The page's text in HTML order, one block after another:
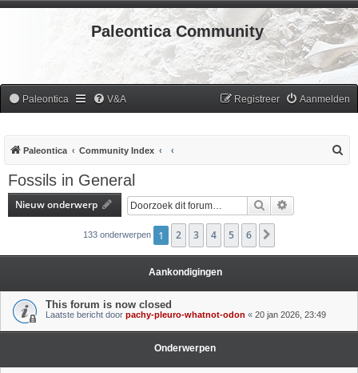
Paleontica Community
Paleontica V&A Aanmelden
Registreer
Paleontica Community Index
Fossils in General
Nieuw onderwerp Zoek
133 onderwerpen 1 2 3 4 5 6
Aankondigingen
This forum is now closed
Laatste bericht door pachy-pleuro-whatnot-odon « 20 jan 2026, 23:49
Onderwerpen